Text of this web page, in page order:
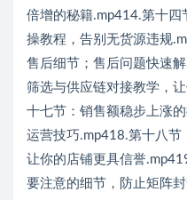
倍增的秘籍.mp414.第十四
操教程，告别无货源违规
售后细节；售后问题快速
筛选与供应链对接教学，
十七节：销售额稳步上涨
运营技巧.mp418.第十八节
让你的店铺更具信誉
要注意的细节，防止矩阵